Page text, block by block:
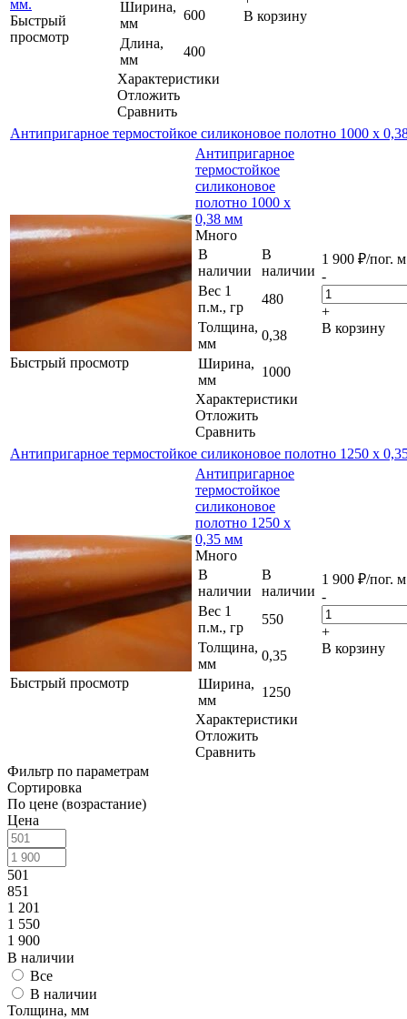
Быстрый
просмотр
Ширина,
мм
600
Длина,
мм
400
Характеристики
Отложить
Сравнить
В корзину
Антипригарное термостойкое силиконовое полотно 1000 х
Быстрый просмотр
Антипригарное
термостойкое
силиконовое
полотно 1000 х
0,38 мм
Много
В
наличии
В
наличии
Вес 1
п.м., гр
480
Толщина,
мм
0,38
Ширина,
мм
1000
Характеристики
Отложить
Сравнить
1 900 ₽/пог. м
-
+
В корзину
Антипригарное термостойкое силиконовое полотно 1250 х
Быстрый просмотр
Антипригарное
термостойкое
силиконовое
полотно 1250 х
0,35 мм
Много
В
наличии
В
наличии
Вес 1
п.м., гр
550
Толщина,
мм
0,35
Ширина,
мм
1250
Характеристики
Отложить
Сравнить
1 900 ₽/пог. м
-
+
В корзину
Фильтр по параметрам
Сортировка
По цене (возрастание)
Цена
501
851
1 201
1 550
1 900
В наличии
Все
В наличии
Толщина, мм